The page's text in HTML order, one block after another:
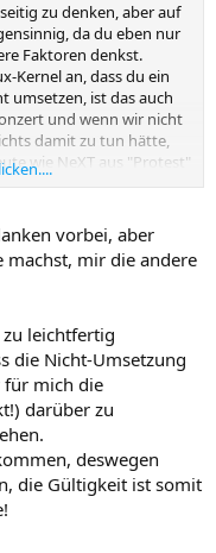
zu denken, aber auf
da du eben nur
Faktoren denkst.
Kernel an, dass du ein
umsetzen, ist das auch
und wenn wir nicht
damit zu tun hätte,
wie NeXT aus "Protest"
ganz bei ihnen.
vorbei, aber
machst, mir die andere
leichtfertig
die Nicht-Umsetzung
mich die
darüber zu
deswegen
die Gültigkeit ist somit